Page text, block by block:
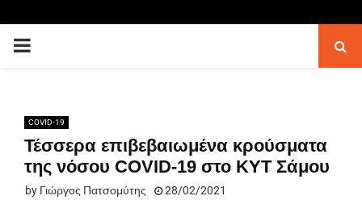
PRIMARY
COVID-19
Τέσσερα επιβεβαιωμένα κρούσματα
της νόσου COVID-19 στο ΚΥΤ Σάμου
by Γιώργος Πατσομύτης 28/02/2021